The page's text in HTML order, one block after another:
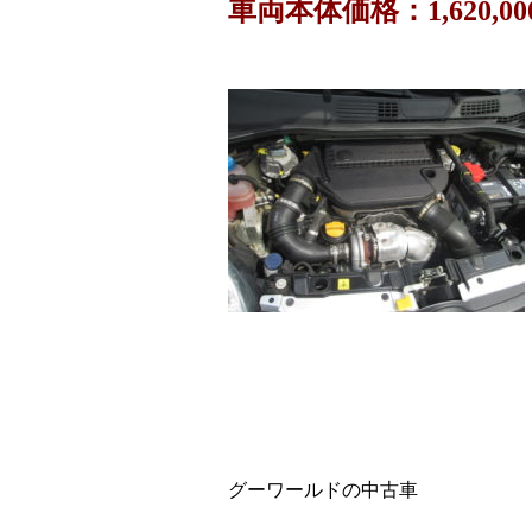
車両本体価格：
グーワールドの中古車